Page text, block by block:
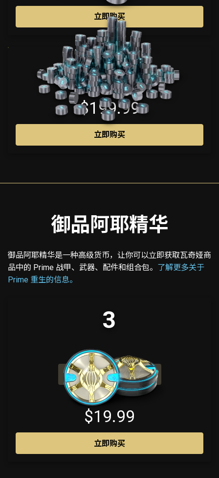
立即购买
4600
$199.99
立即购买
御品阿耶精华
御品阿耶精华是一种高级货币，让你可以立即获取瓦奇娅商
品中的 Prime 战甲、武器、配件和组合包。 了解更多关于
Prime 重生的信息。
3
内含 200 额外白金
$19.99
立即购买